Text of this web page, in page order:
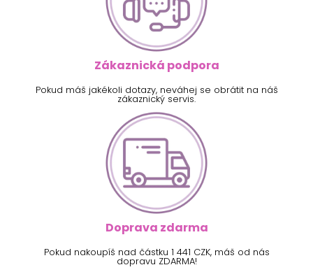
Zákaznická podpora
Pokud máš jakékoli dotazy, neváhej se obrátit na náš
zákaznický servis.
Doprava zdarma
Pokud nakoupíš nad částku 1 441 CZK, máš od nás
dopravu ZDARMA!